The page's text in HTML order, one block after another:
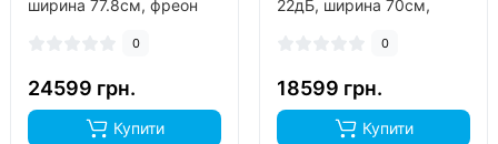
ширина 77.8см, фреон
0
24599 грн.
Купити
22дБ, ширина 70см,
обігрів до -20°C..
0
18599 грн.
Купити